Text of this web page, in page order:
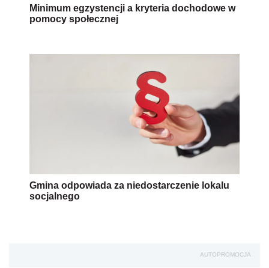
Minimum egzystencji a kryteria dochodowe w
pomocy społecznej
Gmina odpowiada za niedostarczenie lokalu
socjalnego
AUTOPROMOCJA